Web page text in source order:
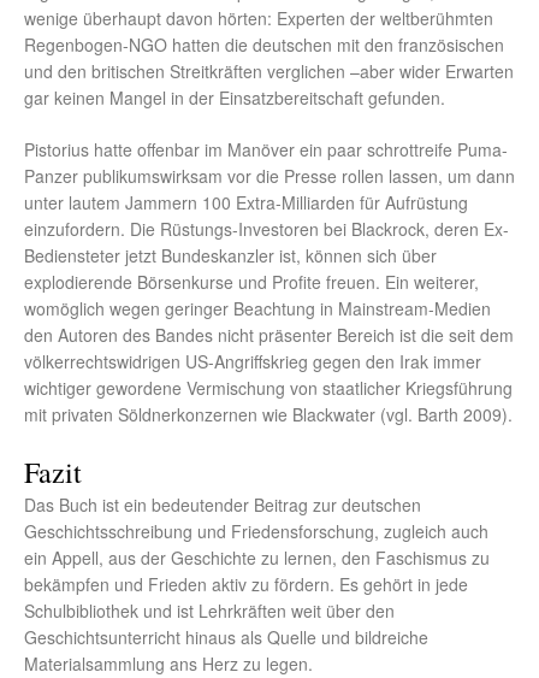
wenige überhaupt davon hörten: Experten der weltberühmten
Regenbogen-NGO hatten die deutschen mit den französischen
und den britischen Streitkräften verglichen –aber wider Erwarten
gar keinen Mangel in der Einsatzbereitschaft gefunden.
Pistorius hatte offenbar im Manöver ein paar schrottreife Puma-
Panzer publikumswirksam vor die Presse rollen lassen, um dann
unter lautem Jammern 100 Extra-Milliarden für Aufrüstung
einzufordern. Die Rüstungs-Investoren bei Blackrock, deren Ex-
Bediensteter jetzt Bundeskanzler ist, können sich über
explodierende Börsenkurse und Profite freuen. Ein weiterer,
womöglich wegen geringer Beachtung in Mainstream-Medien
den Autoren des Bandes nicht präsenter Bereich ist die seit dem
völkerrechtswidrigen US-Angriffskrieg gegen den Irak immer
wichtiger gewordene Vermischung von staatlicher Kriegsführung
mit privaten Söldnerkonzernen wie Blackwater (vgl. Barth 2009).
Fazit
Das Buch ist ein bedeutender Beitrag zur deutschen
Geschichtsschreibung und Friedensforschung, zugleich auch
ein Appell, aus der Geschichte zu lernen, den Faschismus zu
bekämpfen und Frieden aktiv zu fördern. Es gehört in jede
Schulbibliothek und ist Lehrkräften weit über den
Geschichtsunterricht hinaus als Quelle und bildreiche
Materialsammlung ans Herz zu legen.